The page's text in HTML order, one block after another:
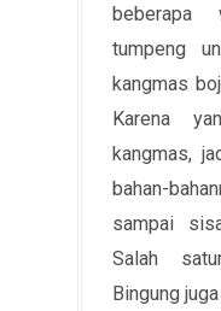
beberapa
tumpeng
kangmas
Karena
kangmas,
bahan-
sampai
Salah
Bingung